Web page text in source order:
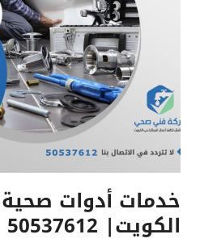
خدمات أدوات
الكويت| 50537612